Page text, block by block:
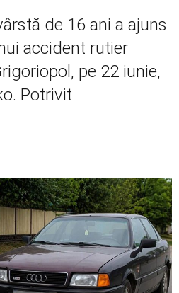
de 16 ani a ajuns
accident rutier
pe 22 iunie,
Potrivit